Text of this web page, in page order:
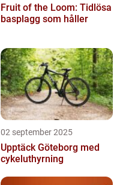
Fruit of the Loom: Tidlösa
basplagg som håller
02 september 2025
Upptäck Göteborg med
cykeluthyrning